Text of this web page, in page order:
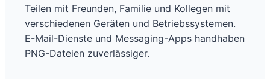
Teilen mit Freunden, Familie und Kollegen mit
verschiedenen Geräten und Betriebssystemen.
E-Mail-Dienste und Messaging-Apps handhaben
PNG-Dateien zuverlässiger.